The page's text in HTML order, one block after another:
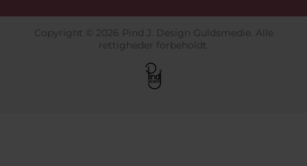
Copyright © 2026 Pind J. Design Guldsmedie. Alle
rettigheder forbeholdt.